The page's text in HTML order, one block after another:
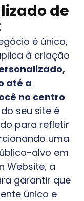
de
é único,
à criação
até a
no centro
seu site é
para refletir
uma
alvo em
Website, a
garantir que
único e